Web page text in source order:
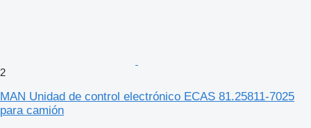
2
MAN Unidad de control electrónico ECAS 81.25811-7025
para camión